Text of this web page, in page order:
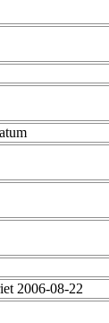
2006-08-22